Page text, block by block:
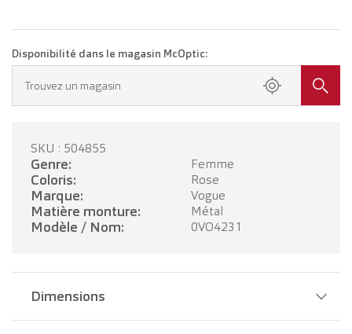
Disponibilité dans le magasin McOptic:
Trouvez un magasin
SKU : 504855
Genre: Femme
Coloris: Rose
Marque: Vogue
Matière monture: Métal
Modèle / Nom: 0VO4231
Dimensions